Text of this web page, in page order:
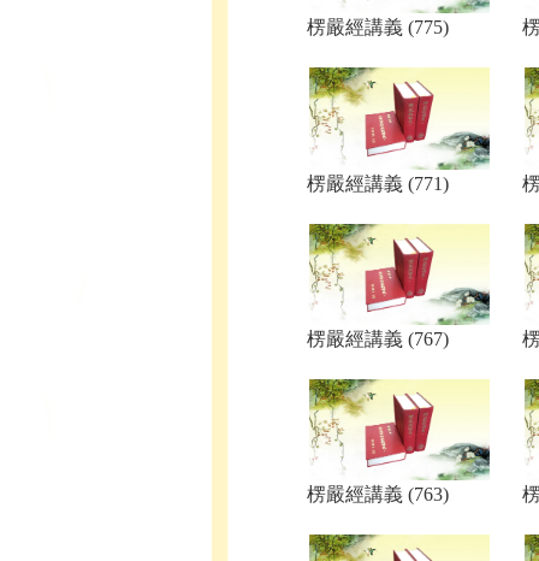
楞嚴經講義 (775)
楞嚴經講義 (771)
楞嚴經講義 (767)
楞嚴經講義 (763)